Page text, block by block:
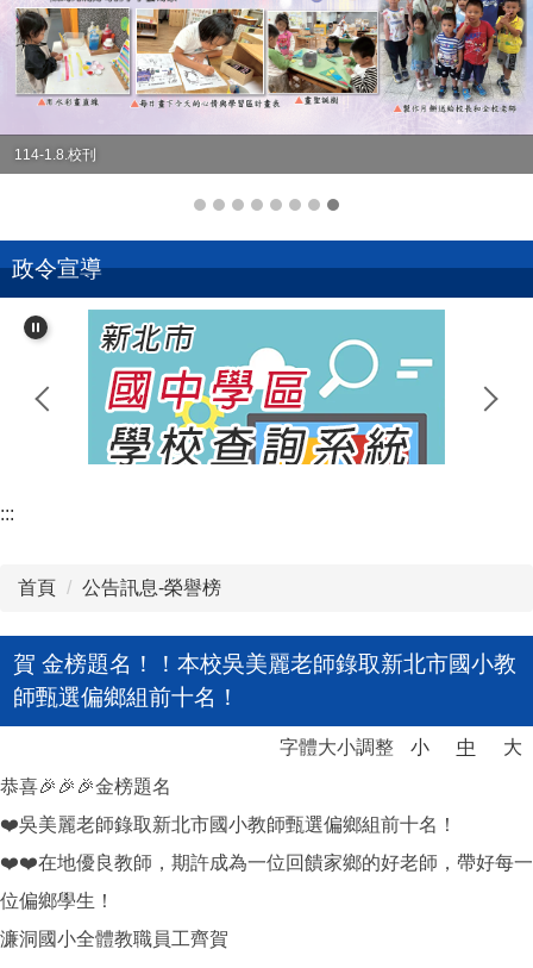
114-1.8.校刊
政令宣導
:::
首頁 公告訊息-榮譽榜
賀 金榜題名！！本校吳美麗老師錄取新北市國小教
師甄選偏鄉組前十名！
字體大小調整 小 中
大
恭喜🎉🎉🎉金榜題名
❤️吳美麗老師錄取新北市國小教師甄選偏鄉組前十名！
❤️❤️在地優良教師，期許成為一位回饋家鄉的好老師，帶好每一
位偏鄉學生！
濂洞國小全體教職員工齊賀